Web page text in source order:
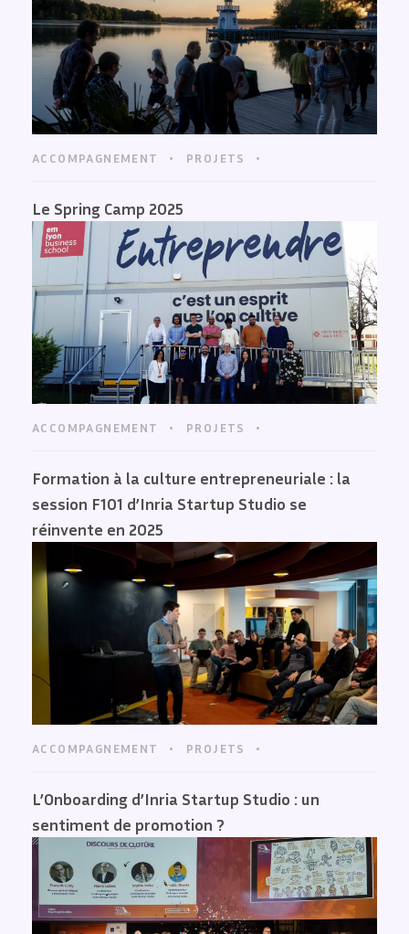
ACCOMPAGNEMENT PROJETS
Le Spring Camp 2025
ACCOMPAGNEMENT PROJETS
Formation à la culture entrepreneuriale : la
session F101 d’Inria Startup Studio se
réinvente en 2025
ACCOMPAGNEMENT PROJETS
L’Onboarding d’Inria Startup Studio : un
sentiment de promotion ?